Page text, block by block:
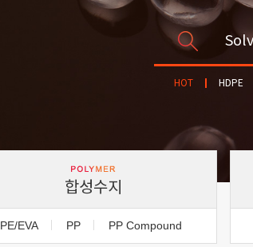
HOT HDPE
합성수지
PE/EVA PP PP Compound